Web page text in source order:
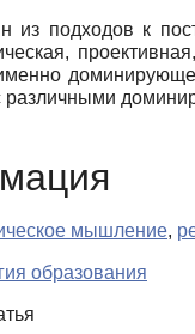
из подходов к
мышление,
образования